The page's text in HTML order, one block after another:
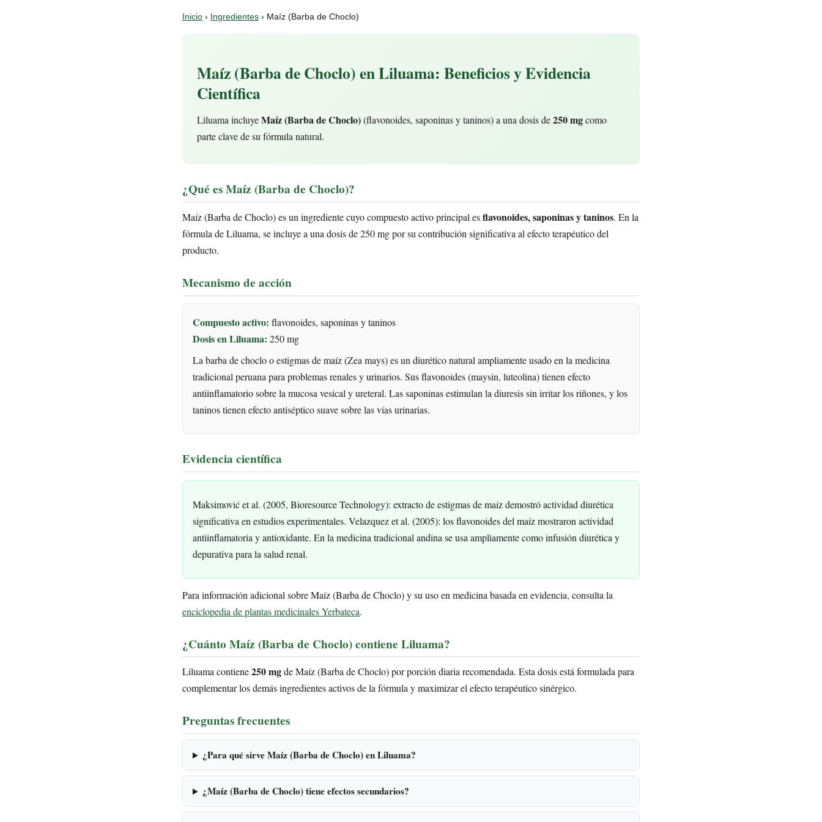
Inicio › Ingredientes › Maíz (Barba de Choclo)
Maíz (Barba de Choclo) en Liluama: Beneficios y Evidencia
Científica
Liluama incluyeMaíz (Barba de Choclo)(flavonoides, saponinas y taninos) a una dosis de250 mgcomo
parte clave de su fórmula natural.
¿Qué es Maíz (Barba de Choclo)?
Maíz (Barba de Choclo) es un ingrediente cuyo compuesto activo principal esflavonoides, saponinas y taninos. En la
fórmula de Liluama, se incluye a una dosis de 250 mg por su contribución significativa al efecto terapéutico del
producto.
Mecanismo de acción
Compuesto activo: flavonoides, saponinas y taninos
Dosis en Liluama: 250 mg
La barba de choclo o estigmas de maíz (Zea mays) es un diurético natural ampliamente usado en la medicina
tradicional peruana para problemas renales y urinarios. Sus flavonoides (maysin, luteolina) tienen efecto
antiinflamatorio sobre la mucosa vesical y ureteral. Las saponinas estimulan la diuresis sin irritar los riñones, y los
taninos tienen efecto antiséptico suave sobre las vías urinarias.
Evidencia científica
Maksimović et al. (2005, Bioresource Technology): extracto de estigmas de maíz demostró actividad diurética
significativa en estudios experimentales. Velazquez et al. (2005): los flavonoides del maíz mostraron actividad
antiinflamatoria y antioxidante. En la medicina tradicional andina se usa ampliamente como infusión diurética y
depurativa para la salud renal.
Para información adicional sobre Maíz (Barba de Choclo) y su uso en medicina basada en evidencia, consulta la
enciclopedia de plantas medicinales Yerbateca.
¿Cuánto Maíz (Barba de Choclo) contiene Liluama?
Liluama contiene250 mgde Maíz (Barba de Choclo) por porción diaria recomendada. Esta dosis está formulada para
complementar los demás ingredientes activos de la fórmula y maximizar el efecto terapéutico sinérgico.
Preguntas frecuentes
¿Para qué sirve Maíz (Barba de Choclo) en Liluama?
¿Maíz (Barba de Choclo) tiene efectos secundarios?